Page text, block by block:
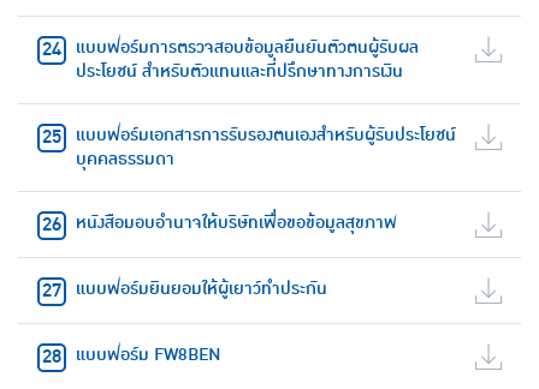
แบบฟอร์มการตรวจสอบข้อมูลยืนยันตัวตนผู้รับผล
ประโยชน์ สำหรับตัวแทนและที่ปรึกษาทางการเงิน
แบบฟอร์มเอกสารการรับรองตนเองสำหรับผู้รับประโยชน์
บุคคลธรรมดา
หนังสือมอบอำนาจให้บริษัทเพื่อขอข้อมูลสุขภาพ
แบบฟอร์มยินยอมให้ผู้เยาว์ทำประกัน
แบบฟอร์ม FW8BEN